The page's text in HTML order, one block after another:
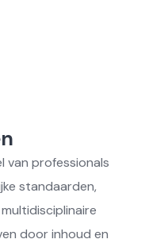
van professionals
standaarden,
door inhoud en